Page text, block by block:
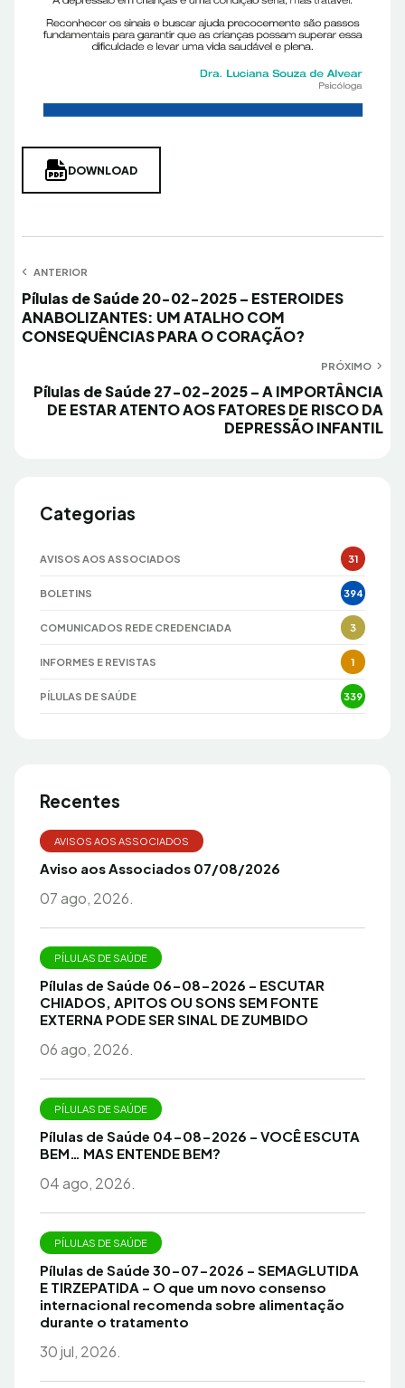
DOWNLOAD
Navegação
de
Post
ANTERIOR
Anterior
Pílulas de Saúde 20-02-2025 – ESTEROIDES
ANABOLIZANTES: UM ATALHO COM
CONSEQUÊNCIAS PARA O CORAÇÃO?
PRÓXIMO
Próximo
Pílulas de Saúde 27-02-2025 – A IMPORTÂNCIA
DE ESTAR ATENTO AOS FATORES DE RISCO DA
DEPRESSÃO INFANTIL
Categorias
AVISOS AOS ASSOCIADOS 31
BOLETINS 394
COMUNICADOS REDE CREDENCIADA 3
INFORMES E REVISTAS 1
PÍLULAS DE SAÚDE 339
Recentes
AVISOS AOS ASSOCIADOS
Aviso aos Associados 07/08/2026
07 ago, 2026.
PÍLULAS DE SAÚDE
Pílulas de Saúde 06-08-2026 – ESCUTAR
CHIADOS, APITOS OU SONS SEM FONTE
EXTERNA PODE SER SINAL DE ZUMBIDO
06 ago, 2026.
PÍLULAS DE SAÚDE
Pílulas de Saúde 04-08-2026 – VOCÊ ESCUTA
BEM… MAS ENTENDE BEM?
04 ago, 2026.
PÍLULAS DE SAÚDE
Pílulas de Saúde 30-07-2026 – SEMAGLUTIDA
E TIRZEPATIDA – O que um novo consenso
internacional recomenda sobre alimentação
durante o tratamento
30 jul, 2026.